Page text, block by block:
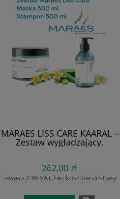
MARAES LISS CARE KAARAL –
Zestaw wygładzający.
Szampon 500 ml + Maska 500
kontrola puszenia | Biotyna,
Pantenol i Olejek Monoi | pH
parabenów i olejów
262,00 zł
zawiera 23% VAT, bez kosztów dostawy